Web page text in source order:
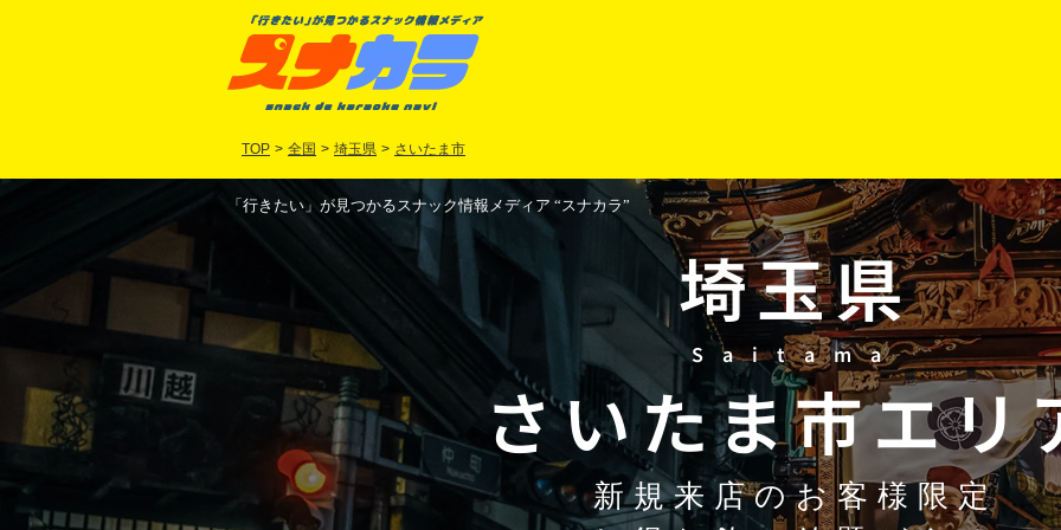
TOP > 全国 > 埼玉県 > さいたま市
「行きたい」が見つかるスナック情報メディア “スナカラ”
埼玉県
Saitama
さいたま市エリ
新規来店のお客様限定